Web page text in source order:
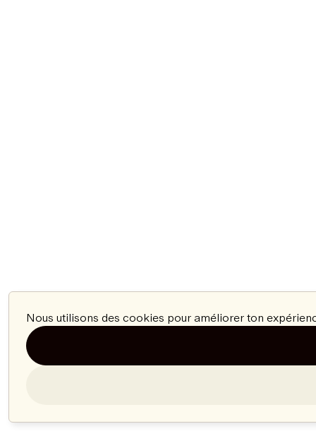
Nous utilisons des cookies pour améliorer ton